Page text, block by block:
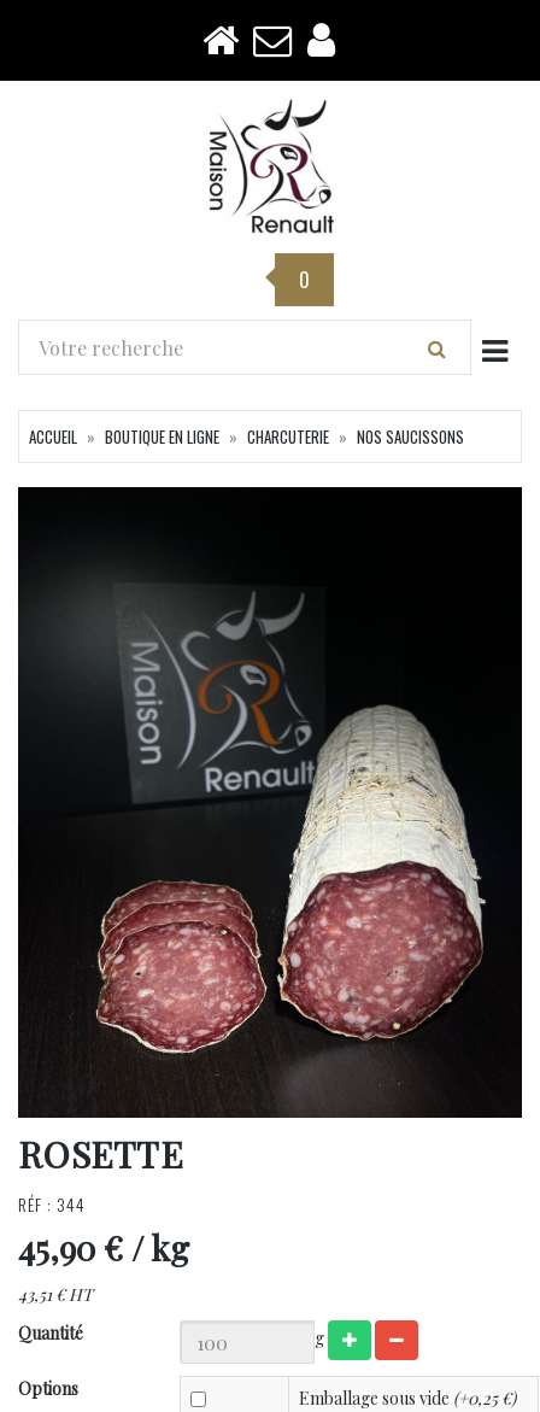
0
ACCUEIL BOUTIQUE EN LIGNE CHARCUTERIE NOS SAUCISSONS
ROSETTE
RÉF : 344
45,90 € / kg
43,51 € HT
Quantité
g
Options Emballage sous vide (+0,25 €)